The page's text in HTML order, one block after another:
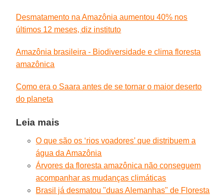
Desmatamento na Amazônia aumentou 40% nos
últimos 12 meses, diz instituto
Amazônia brasileira - Biodiversidade e clima floresta
amazônica
Como era o Saara antes de se tornar o maior deserto
do planeta
Leia mais
O que são os ‘rios voadores’ que distribuem a
água da Amazônia
Árvores da floresta amazônica não conseguem
acompanhar as mudanças climáticas
Brasil já desmatou "duas Alemanhas" de Floresta